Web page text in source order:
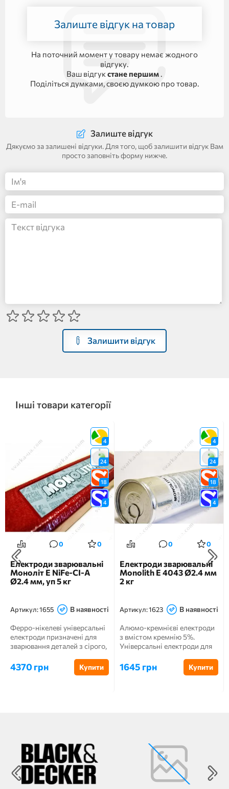
Залиште відгук на товар
На поточний момент у товару немає жодного
відгуку.
Ваш відгук стане першим .
Поділіться думками, своєю думкою про товар.
Залиште відгук
Дякуємо за залишені відгуки. Для того, щоб залишити відгук Вам
просто заповніть форму нижче.
Залишити відгук
Інші товари категорії
4
24
18
4
0 0
Електроди зварювальні
Моноліт E NiFe-CI-A
Ø2.4 мм, уп 5 кг
Артикул:1655 В наявності
Ферро-нікелеві універсальні
електроди призначені для
зварювання деталей з сірого,
4370 грн Купити
4
24
18
4
0 0
Електроди зварювальні
Monolith E 4043 Ø2.4 мм
2 кг
Артикул:1623 В наявності
Алюмо-кремнієві електроди
з вмістом кремнію 5%.
Універсальні електроди для
1645 грн Купити